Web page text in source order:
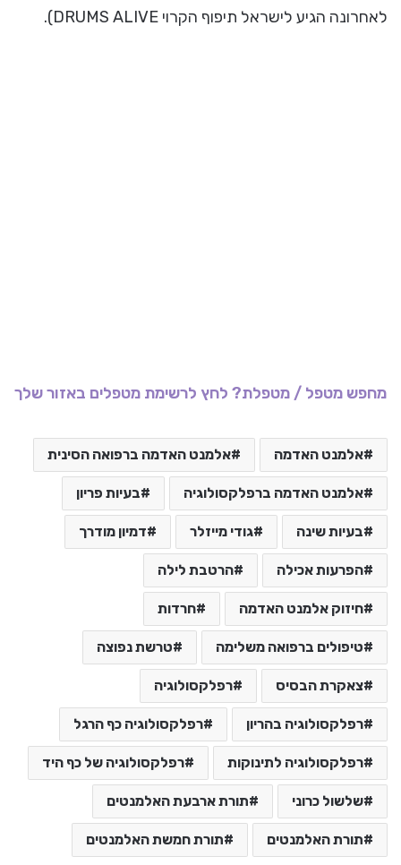
לאחרונה הגיע לישראל תיפוף הקרוי DRUMS ALIVE).
מחפש מטפל / מטפלת? לחץ לרשימת מטפלים באזור שלך
אלמנט האדמה אלמנט האדמה ברפואה הסינית
אלמנט האדמה ברפלקסולוגיה בעיות פריון
בעיות שינה גודי מייזלר דמיון מודרך
הפרעות אכילה הרטבת לילה
חיזוק אלמנט האדמה חרדות
טיפולים ברפואה משלימה טרשת נפוצה
צאקרת הבסיס רפלקסולוגיה
רפלקסולוגיה בהריון רפלקסולוגיה כף הרגל
רפלקסולוגיה לתינוקות רפלקסולוגיה של כף היד
שלשול כרוני תורת ארבעת האלמנטים
תורת האלמנטים תורת חמשת האלמנטים